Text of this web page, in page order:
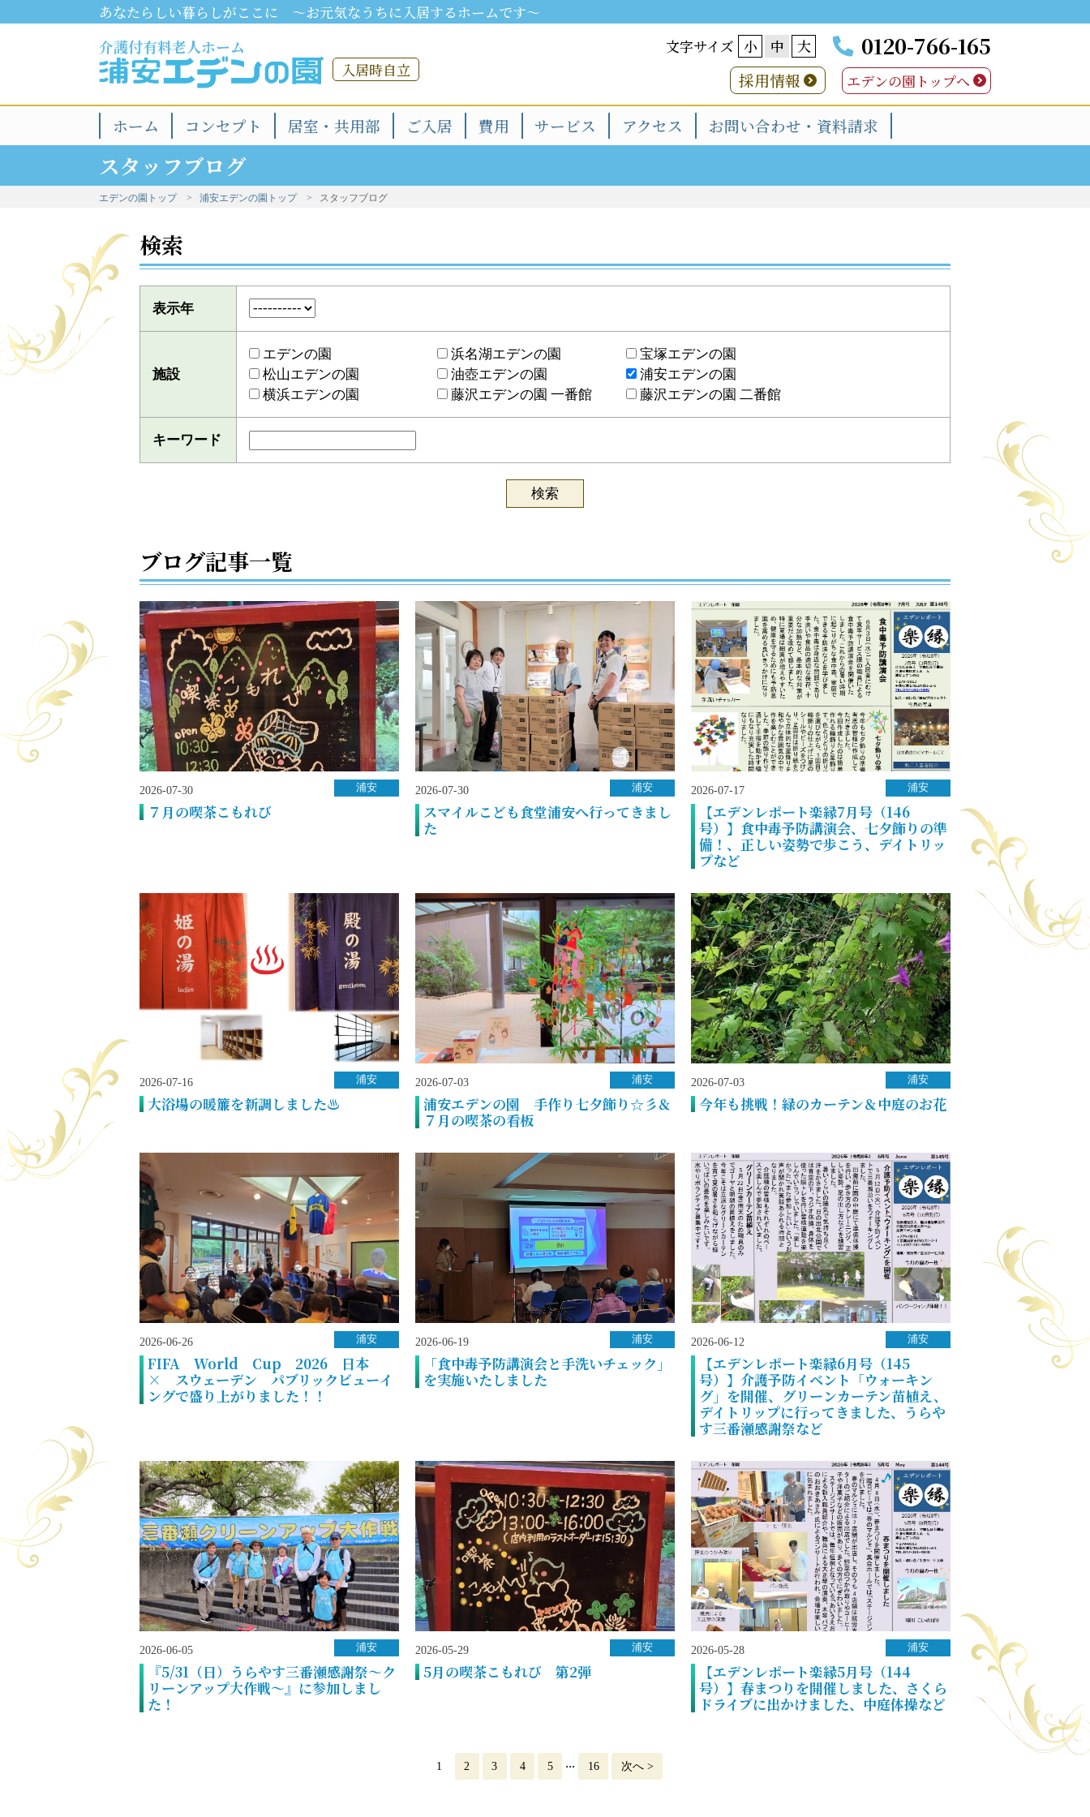
あなたらしい暮らしがここに ～お元気なうちに入居するホームです～
介護付有料老人ホーム
入居時自立
文字サイズ 小 中 大 0120-766-165
採用情報 エデンの園トップへ
ホーム コンセプト 居室・共用部 ご入居 費用 サービス アクセス お問い合わせ・資料請求
スタッフブログ
エデンの園トップ 浦安エデンの園トップ スタッフブログ
検索
表示年
施設
エデンの園 浜名湖エデンの園
宝塚エデンの園
松山エデンの園
油壺エデンの園
浦安エデンの園
横浜エデンの園
藤沢エデンの園 一番館 藤沢エデンの園 二番館
キーワード
ブログ記事一覧
2026-07-30
７月の喫茶こもれび
浦安 2026-07-30
スマイルこども食堂浦安へ行ってきまし
た
浦安 2026-07-17
【エデンレポート楽縁7月号（146
号）】食中毒予防講演会、七夕飾りの準
備！、正しい姿勢で歩こう、デイトリッ
プなど
浦安
2026-07-16
大浴場の暖簾を新調しました♨
浦安 2026-07-03
浦安エデンの園 手作り七夕飾り☆彡＆
７月の喫茶の看板
浦安 2026-07-03
今年も挑戦！緑のカーテン＆中庭のお花
浦安
2026-06-26
FIFA World Cup 2026 日本
× スウェーデン パブリックビューイ
ングで盛り上がりました！！
浦安 2026-06-19
「食中毒予防講演会と手洗いチェック」
を実施いたしました
浦安 2026-06-12
【エデンレポート楽縁6月号（145
号）】介護予防イベント「ウォーキン
グ」を開催、グリーンカーテン苗植え、
デイトリップに行ってきました、うらや
す三番瀬感謝祭など
浦安
2026-06-05
『5/31（日）うらやす三番瀬感謝祭～ク
リーンアップ大作戦～』に参加しまし
た！
浦安 2026-05-29
5月の喫茶こもれび 第2弾
浦安 2026-05-28
【エデンレポート楽縁5月号（144
号）】春まつりを開催しました、さくら
ドライブに出かけました、中庭体操など
浦安
1 2 3 4 5 ... 16 次へ >